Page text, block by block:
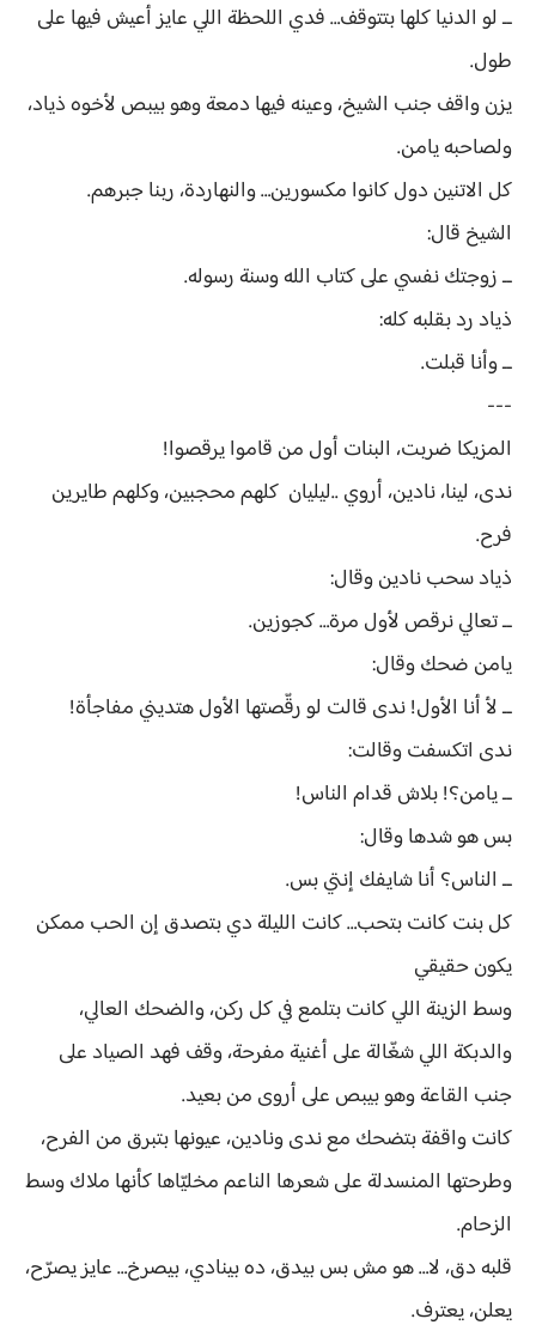
ــ لو الدنيا كلها بتتوقف… فدي اللحظة اللي عايز أعيش فيها على
طول.
يزن واقف جنب الشيخ، وعينه فيها دمعة وهو بيبص لأخوه ذياد،
ولصاحبه يامن.
كل الاتنين دول كانوا مكسورين… والنهاردة، ربنا جبرهم.
الشيخ قال:
ــ زوجتك نفسي على كتاب الله وسنة رسوله.
ذياد رد بقلبه كله:
ــ وأنا قبلت.
---
المزيكا ضربت، البنات أول من قاموا يرقصوا!
ندى، لينا، نادين، أروي ..ليليان كلهم محجبين، وكلهم طايرين
فرح.
ذياد سحب نادين وقال:
ــ تعالي نرقص لأول مرة… كجوزين.
يامن ضحك وقال:
ــ لأ أنا الأول! ندى قالت لو رقّصتها الأول هتديني مفاجأة!
ندى اتكسفت وقالت:
ــ يامن؟! بلاش قدام الناس!
بس هو شدها وقال:
ــ الناس؟ أنا شايفك إنتي بس.
كل بنت كانت بتحب… كانت الليلة دي بتصدق إن الحب ممكن
يكون حقيقي
وسط الزينة اللي كانت بتلمع في كل ركن، والضحك العالي،
والدبكة اللي شغّالة على أغنية مفرحة، وقف فهد الصياد على
جنب القاعة وهو بيبص على أروى من بعيد.
كانت واقفة بتضحك مع ندى ونادين، عيونها بتبرق من الفرح،
وطرحتها المنسدلة على شعرها الناعم مخليّاها كأنها ملاك وسط
الزحام.
قلبه دق، لا… هو مش بس بيدق، ده بينادي، بيصرخ… عايز يصرّح،
يعلن، يعترف.